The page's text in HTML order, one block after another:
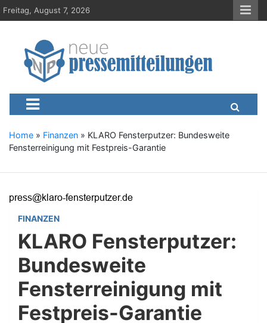
S
k
Freitag, August 7, 2026
Neue-
Presseportal, Nachrichten, News, Meldungen, Wirtschaft
Home » Finanzen » KLARO Fensterputzer: Bundesweite
Fensterreinigung mit Festpreis-Garantie
FINANZEN
KLARO Fensterputzer:
Bundesweite
Fensterreinigung mit
Festpreis-Garantie